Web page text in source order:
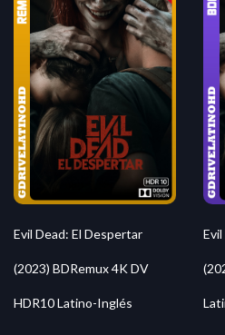
Evil Dead: El Despertar
(2023) BDRemux 4K DV
HDR10 Latino-Inglés